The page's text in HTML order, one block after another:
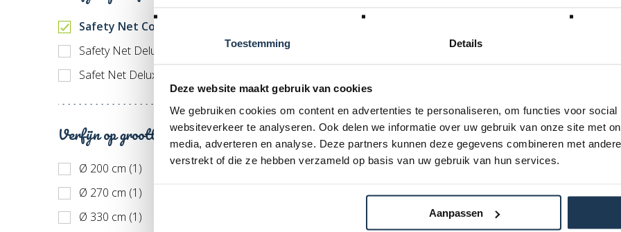
Toestemming Details
Deze website maakt gebruik van cookies
We gebruiken cookies om content en advertenties te personaliseren, om functies voor
websiteverkeer te analyseren. Ook delen we informatie over uw gebruik van onze site met
media, adverteren en analyse. Deze partners kunnen deze gegevens combineren met
verstrekt of die ze hebben verzameld op basis van uw gebruik van hun services.
Aanpassen
Safety Net Comfort (1)
Safety Net Deluxe (1)
Safet Net Deluxe XL (1)
Verfijn op grootte
Ø 200 cm (1)
Ø 270 cm (1)
Ø 330 cm (1)